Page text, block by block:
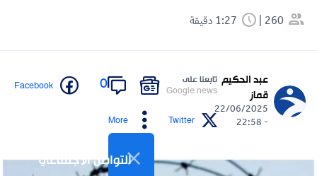
260
عبد الحكيم
قماز
22/06/2025
- 22:58
تابعنا على
Google news
0
Facebook
Twitter
More
التواصل الاجتماعي